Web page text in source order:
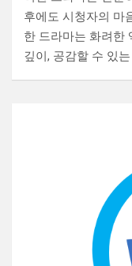
후에도 시청자의 마
한 드라마는 화려한
깊이, 공감할 수 있